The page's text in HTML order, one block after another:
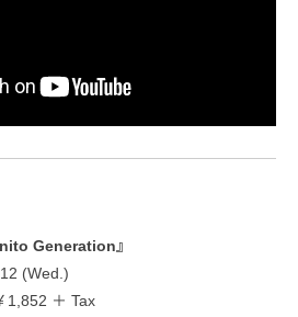
Generation』
(Wed.)
1,852 ＋ Tax